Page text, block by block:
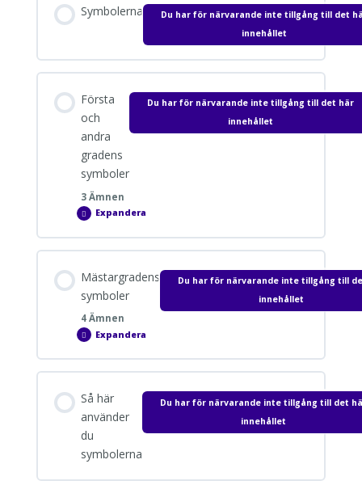
Symbolerna
Du har för närvarande inte tillgång till det
innehållet
Första
och
andra
gradens
symboler
3 Ämnen
Du har för närvarande inte tillgång till det här
innehållet
Expandera
Första
andra
gradens
0% SLUTFÖRT 0/3 Steps
Choku Rei – Kraftsymbolen
Sei He Ki – Harmonisymbolen
Hon Sha Ze Sho Nen – Distanssymbolen
Mästargradens
symboler
4 Ämnen
Du har för närvarande inte tillgång till
innehållet
Expandera
Mästargradens
0% SLUTFÖRT 0/4 Steps
Usuis mästarsymbol – Dai Ko Myo
Så här
använder
du
symbolerna
Du har för närvarande inte tillgång till det
innehållet